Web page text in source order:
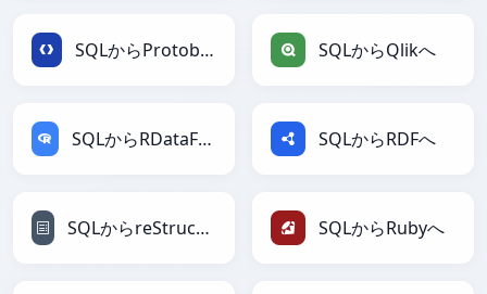
SQLからProtobufへ SQLからQlikへ
SQLからRDataFrameへ SQLからRDFへ
SQLからreStructuredTextへ SQLからRubyへ